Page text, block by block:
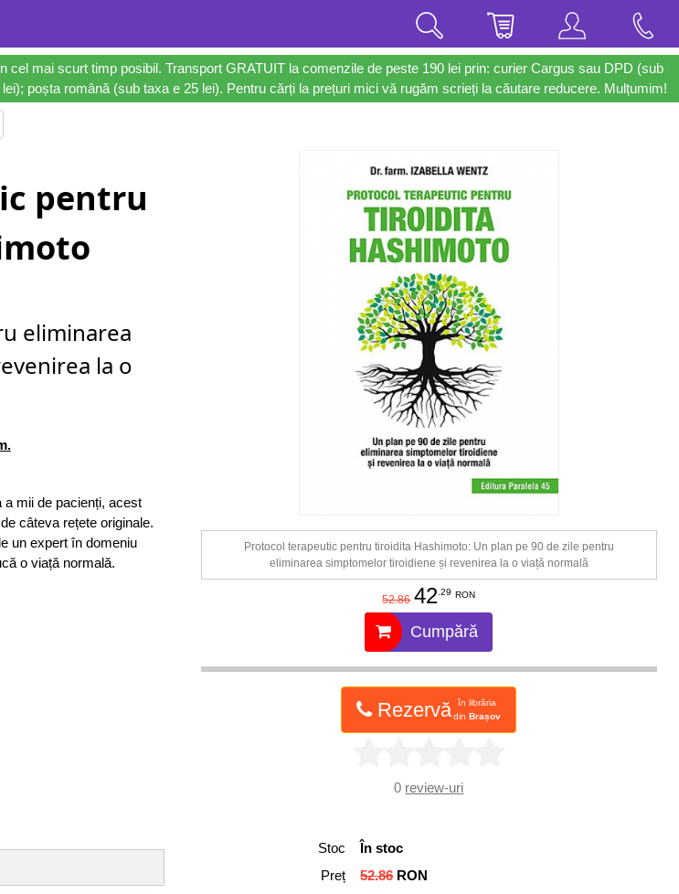
cel mai scurt timp posibil. Transport GRATUIT la comenzile de peste 190 lei prin: curier Cargus sau DPD (sub
poșta română (sub taxa e 25 lei). Pentru cărți la prețuri mici vă rugăm scrieți la căutare reducere. Mulțumim!
pentru
eliminarea
la o
a mii de pacienți, acest
câteva rețete originale.
un expert în domeniu
o viață normală.
Protocol terapeutic pentru tiroidita Hashimoto: Un plan pe 90 de zile pentru
eliminarea simptomelor tiroidiene și revenirea la o viață normală
52.86 42 .29 RON
Cumpără
Rezervă
în librăria
dinBrașov
0 review-uri
Stoc
În stoc
Preț
52.86RON